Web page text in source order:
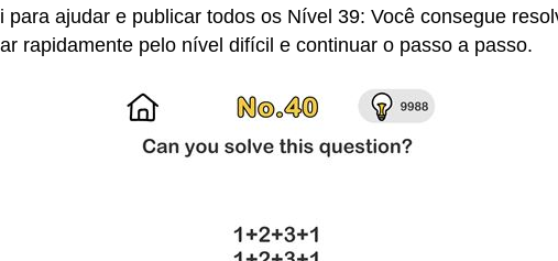
ajudar e publicar todos os Nível 39: Você consegue
rapidamente pelo nível difícil e continuar o passo a passo.